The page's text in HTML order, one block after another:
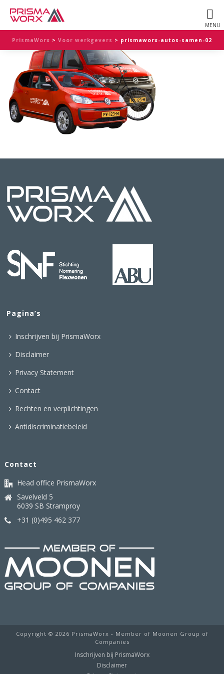
PrismaWorx > Voor werkgevers > prismaworx-autos-samen-02
Pagina’s
Inschrijven bij PrismaWorx
Disclaimer
Privacy Statement
Contact
Rechten en verplichtingen
Antidiscriminatiebeleid
Contact
Head office PrismaWorx
Savelveld 5
6039 SB Stramproy
+31 (0)495 462 377
Copyright © 2026 PrismaWorx - Member of Moonen Group of
Companies
Inschrijven bij PrismaWorx
Disclaimer